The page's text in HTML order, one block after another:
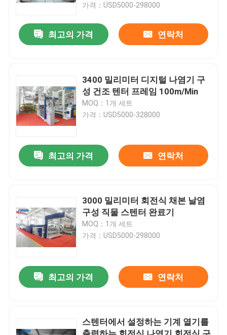
가격：USD5000-298000
최고의 가격 연락처
3400 밀리미터 디지털 나염기 구
성 건조 텐터 프레임 100m/Min
MOQ：1개 세트
가격：USD5000-328000
최고의 가격 연락처
3000 밀리미터 회전식 채본 날염
구성 직물 스텐터 완료기
MOQ：1개 세트
가격：USD5000-298000
최고의 가격 연락처
스텐터에서 설정하는 기계 열기를